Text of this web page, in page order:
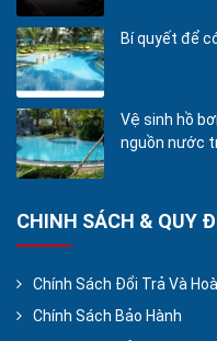
Bí quyết để
Vệ sinh hồ
nguồn nước
CHINH SÁCH & QUY
Chính Sách Đổi Trả Và
Chính Sách Bảo Hành